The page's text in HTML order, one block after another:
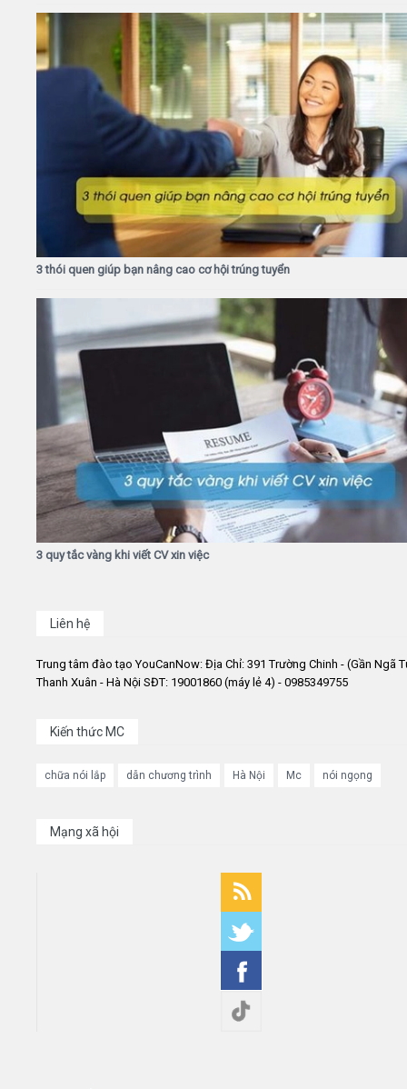
3 thói quen giúp bạn nâng cao cơ hội trúng tuyển
3 quy tắc vàng khi viết CV xin việc
Liên hệ
Trung tâm đào tạo YouCanNow: Địa Chỉ: 391 Trường Chinh - (Gần Ngã
Thanh Xuân - Hà Nội SĐT: 19001860 (máy lẻ 4) - 0985349755
Kiến thức MC
chữa nói lắp dẫn chương trình Hà Nội Mc nói ngọng
Mạng xã hội